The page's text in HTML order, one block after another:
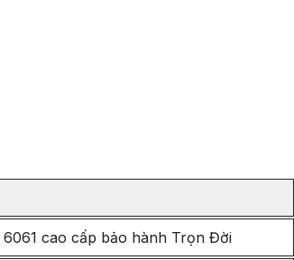
cao cấp bảo hành Trọn Đời